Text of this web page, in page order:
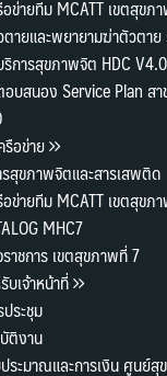
อข่ายทีม MCATT เขตสุขภ
ายและพยายามฆ่าตัวตา
ริการสุขภาพจิต HDC V4.0
บสนอง Service Plan สา
อข่าย
สุขภาพจิตและสารเสพติด
อข่ายทีม MCATT เขตสุขภ
MHC7
าชการ เขตสุขภาพที่ 7
บเจ้าหน้าที่
ระชุม
ติงาน
ระมาณและการเงิน ศูนย์